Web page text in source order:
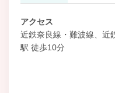
アクセス
近鉄奈良線・難波線、近
駅 徒歩10分